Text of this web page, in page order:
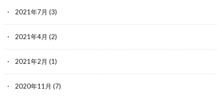
2021年7月 (3)
2021年4月 (2)
2021年2月 (1)
2020年11月 (7)